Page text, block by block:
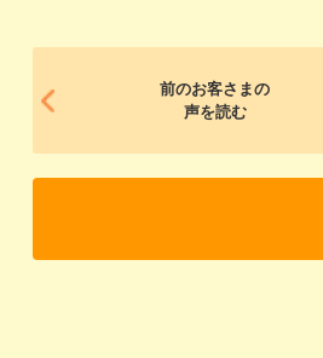
前のお客さまの
声を読む